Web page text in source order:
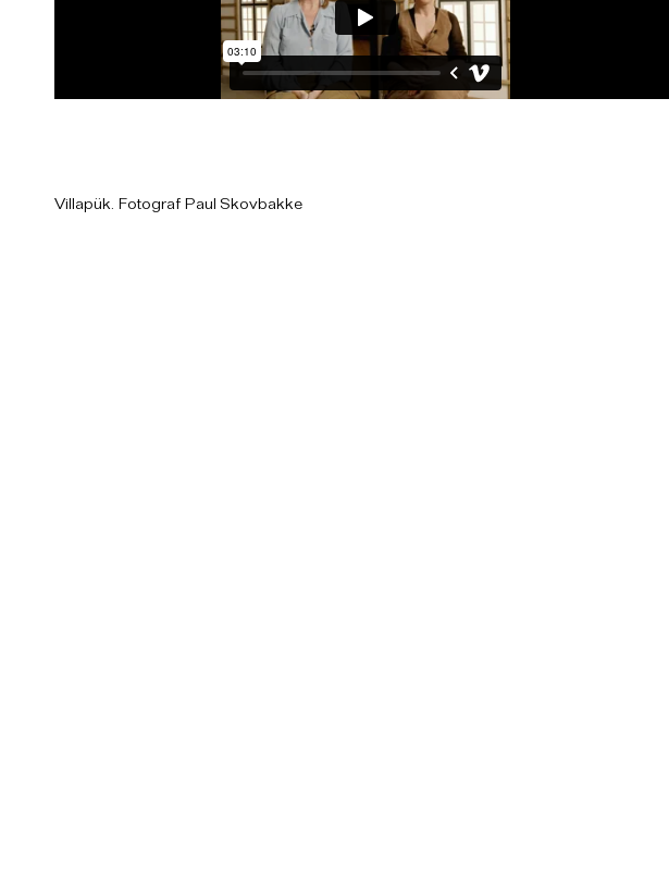
Villapük. Fotograf Paul Skovbakke